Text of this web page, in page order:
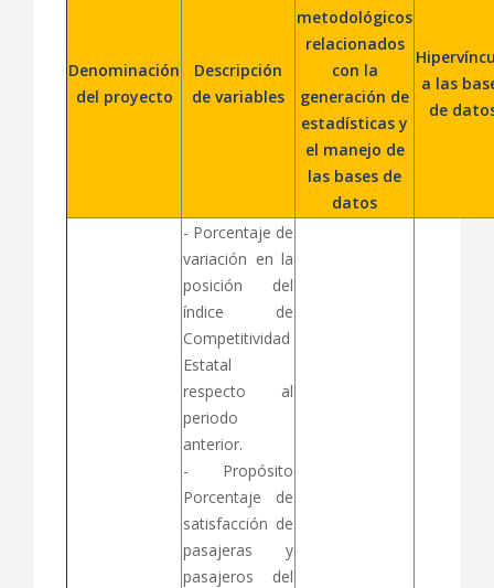
Denominación
del proyecto
Descripción
de variables
metodológicos
relacionados
con la
generación de
estadísticas y
el manejo de
las bases de
datos
a las
de
- Porcentaje de
variación en la
posición del
índice de
Competitividad
Estatal
respecto al
periodo
anterior.
- Propósito
Porcentaje de
satisfacción de
pasajeras y
pasajeros del